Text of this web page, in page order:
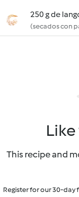
250 g de
(secados con
This recipe and
Register for our 30-